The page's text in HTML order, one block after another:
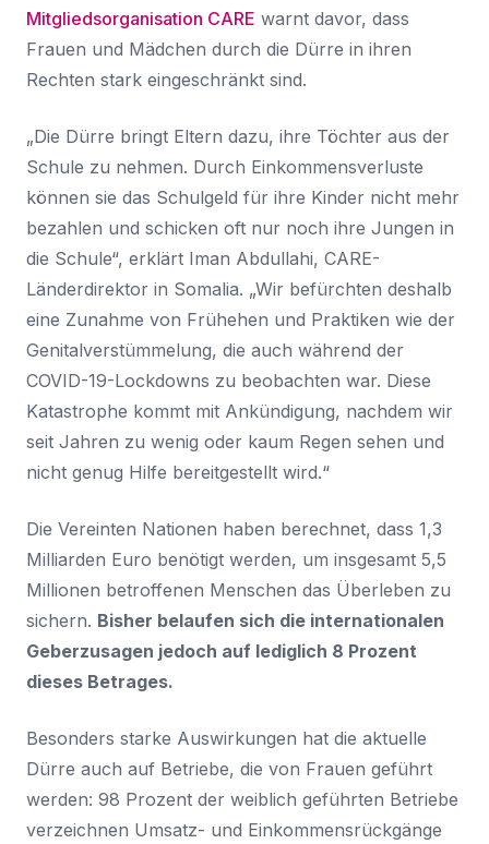
Mitgliedsorganisation CARE warnt davor, dass
Frauen und Mädchen durch die Dürre in ihren
Rechten stark eingeschränkt sind.
„Die Dürre bringt Eltern dazu, ihre Töchter aus der
Schule zu nehmen. Durch Einkommensverluste
können sie das Schulgeld für ihre Kinder nicht mehr
bezahlen und schicken oft nur noch ihre Jungen in
die Schule“, erklärt Iman Abdullahi, CARE-
Länderdirektor in Somalia. „Wir befürchten deshalb
eine Zunahme von Frühehen und Praktiken wie der
Genitalverstümmelung, die auch während der
COVID-19-Lockdowns zu beobachten war. Diese
Katastrophe kommt mit Ankündigung, nachdem wir
seit Jahren zu wenig oder kaum Regen sehen und
nicht genug Hilfe bereitgestellt wird.“
Die Vereinten Nationen haben berechnet, dass 1,3
Milliarden Euro benötigt werden, um insgesamt 5,5
Millionen betroffenen Menschen das Überleben zu
sichern. Bisher belaufen sich die internationalen
Geberzusagen jedoch auf lediglich 8 Prozent
dieses Betrages.
Besonders starke Auswirkungen hat die aktuelle
Dürre auch auf Betriebe, die von Frauen geführt
werden: 98 Prozent der weiblich geführten Betriebe
verzeichnen Umsatz- und Einkommensrückgänge
E-Mail-Adresse gesendet.
Sie haben bereits ein Konto?
Hier klicken um sich anzumelden